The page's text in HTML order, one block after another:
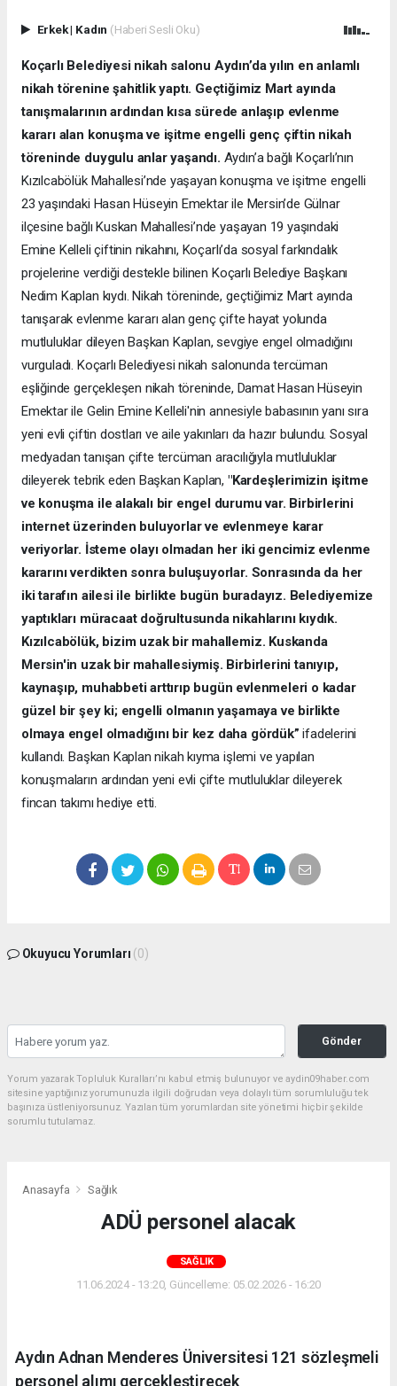
Erkek| Kadın (Haberi Sesli Oku)
Koçarlı Belediyesi nikah salonu Aydın’da yılın en anlamlı
nikah törenine şahitlik yaptı. Geçtiğimiz Mart ayında
tanışmalarının ardından kısa sürede anlaşıp evlenme
kararı alan konuşma ve işitme engelli genç çiftin nikah
töreninde duygulu anlar yaşandı. Aydın’a bağlı Koçarlı’nın
Kızılcabölük Mahallesi’nde yaşayan konuşma ve işitme engelli
23 yaşındaki Hasan Hüseyin Emektar ile Mersin’de Gülnar
ilçesine bağlı Kuskan Mahallesi’nde yaşayan 19 yaşındaki
Emine Kelleli çiftinin nikahını, Koçarlı’da sosyal farkındalık
projelerine verdiği destekle bilinen Koçarlı Belediye Başkanı
Nedim Kaplan kıydı. Nikah töreninde, geçtiğimiz Mart ayında
tanışarak evlenme kararı alan genç çifte hayat yolunda
mutluluklar dileyen Başkan Kaplan, sevgiye engel olmadığını
vurguladı. Koçarlı Belediyesi nikah salonunda tercüman
eşliğinde gerçekleşen nikah töreninde, Damat Hasan Hüseyin
Emektar ile Gelin Emine Kelleli'nin annesiyle babasının yanı sıra
yeni evli çiftin dostları ve aile yakınları da hazır bulundu. Sosyal
medyadan tanışan çifte tercüman aracılığıyla mutluluklar
dileyerek tebrik eden Başkan Kaplan, "Kardeşlerimizin işitme
ve konuşma ile alakalı bir engel durumu var. Birbirlerini
internet üzerinden buluyorlar ve evlenmeye karar
veriyorlar. İsteme olayı olmadan her iki gencimiz evlenme
kararını verdikten sonra buluşuyorlar. Sonrasında da her
iki tarafın ailesi ile birlikte bugün buradayız. Belediyemize
yaptıkları müracaat doğrultusunda nikahlarını kıydık.
Kızılcabölük, bizim uzak bir mahallemiz. Kuskanda
Mersin'in uzak bir mahallesiymiş. Birbirlerini tanıyıp,
kaynaşıp, muhabbeti arttırıp bugün evlenmeleri o kadar
güzel bir şey ki; engelli olmanın yaşamaya ve birlikte
olmaya engel olmadığını bir kez daha gördük” ifadelerini
kullandı. Başkan Kaplan nikah kıyma işlemi ve yapılan
konuşmaların ardından yeni evli çifte mutluluklar dileyerek
fincan takımı hediye etti.
Okuyucu Yorumları (0)
Gönder
Yorum yazarak Topluluk Kuralları’nı kabul etmiş bulunuyor ve aydin09haber.com
sitesine yaptığınız yorumunuzla ilgili doğrudan veya dolaylı tüm sorumluluğu tek
başınıza üstleniyorsunuz. Yazılan tüm yorumlardan site yönetimi hiçbir şekilde
sorumlu tutulamaz.
Anasayfa Sağlık
ADÜ personel alacak
SAĞLIK
11.06.2024 - 13:20, Güncelleme: 05.02.2026 - 16:20
Aydın Adnan Menderes Üniversitesi 121 sözleşmeli
personel alımı gerçekleştirecek